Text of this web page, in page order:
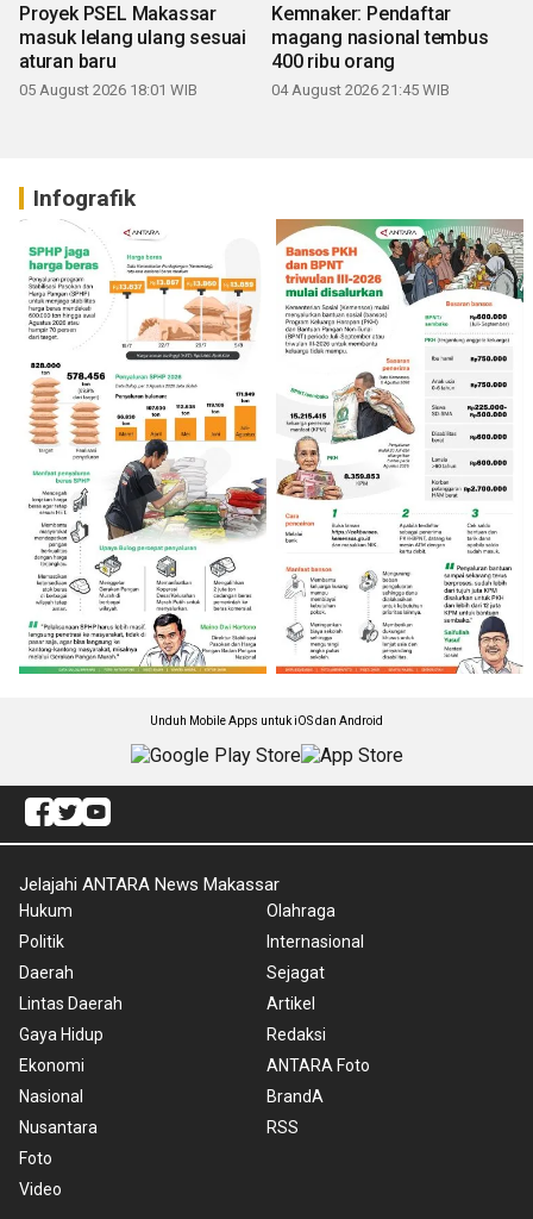
Proyek PSEL Makassar
masuk lelang ulang sesuai
aturan baru
05 August 2026 18:01 WIB
Kemnaker: Pendaftar
magang nasional tembus
400 ribu orang
04 August 2026 21:45 WIB
Infografik
Unduh Mobile Apps untuk iOS dan Android
Jelajahi ANTARA News Makassar
Hukum
Politik
Daerah
Lintas Daerah
Gaya Hidup
Ekonomi
Nasional
Nusantara
Foto
Video
Olahraga
Internasional
Sejagat
Artikel
Redaksi
ANTARA Foto
BrandA
RSS